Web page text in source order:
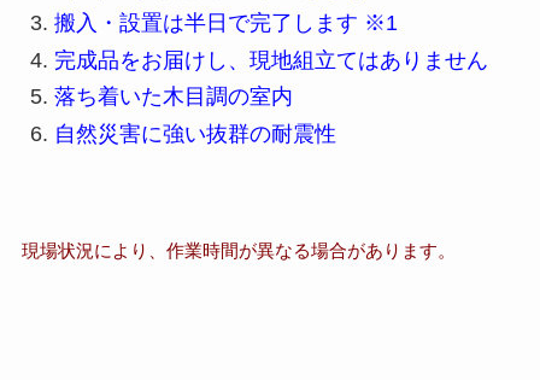
搬入・設置は半日で完了します ※1
完成品をお届けし、現地組立てはありません
落ち着いた木目調の室内
自然災害に強い抜群の耐震性
現場状況により、作業時間が異なる場合があります。